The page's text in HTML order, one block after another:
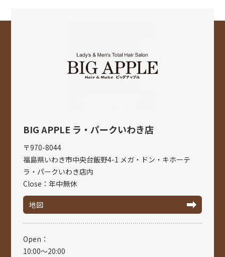
BIG APPLE ラ・パークいわき店
〒970-8044
福島県いわき市中央台飯野4-1 メガ・ドン・キホーテ
ラ・パークいわき店内
Close：年中無休
地図
Open：
10:00～20:00